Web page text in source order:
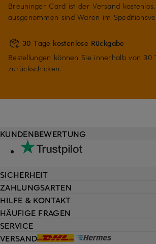
Breuninger Card ist der Versand
ausgenommen sind Waren im
30 Tage kostenlose Rückgabe
Bestellungen können Sie innerhalb von 30
zurückschicken.
HILFE & KONTAKT
HÄUFIGE FRAGEN
SERVICE
VERSAND
KUNDENBEWERTUNG
SICHERHEIT
ZAHLUNGSARTEN